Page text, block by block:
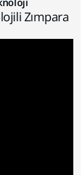
Zımpara